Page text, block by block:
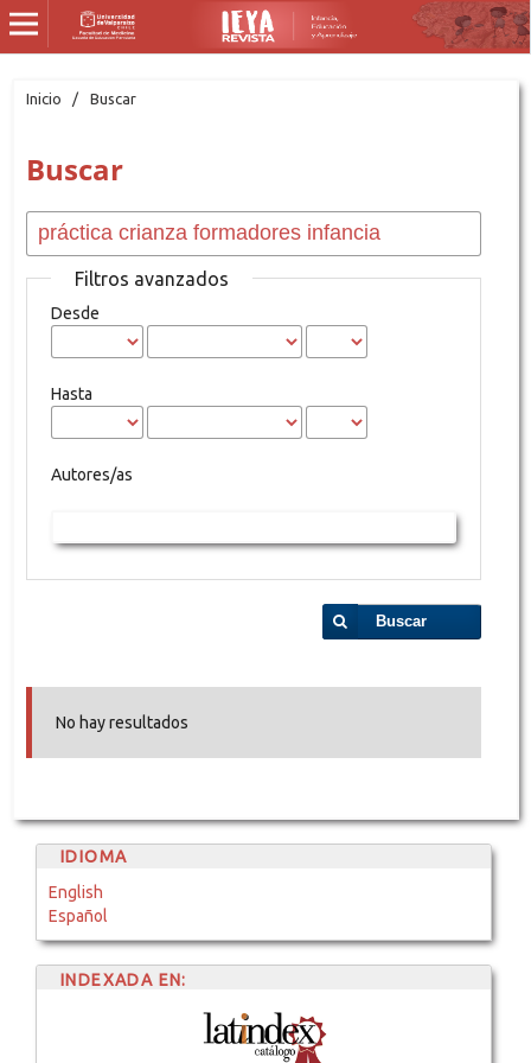
Inicio / Buscar
Buscar
Filtros avanzados
Desde
Hasta
Autores/as
Buscar
No hay resultados
IDIOMA
English
Español
INDEXADA EN: